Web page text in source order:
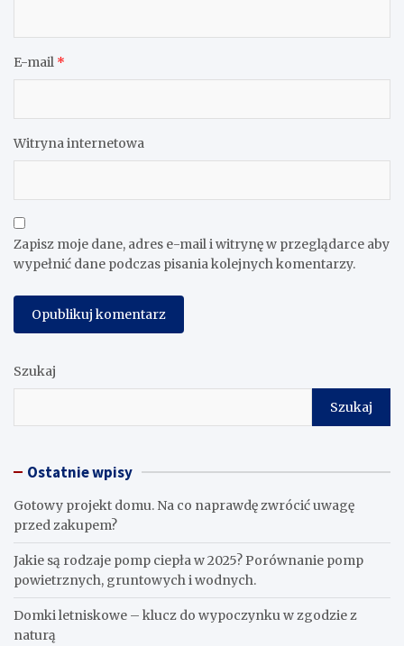
E-mail *
Witryna internetowa
Zapisz moje dane, adres e-mail i witrynę w przeglądarce aby
wypełnić dane podczas pisania kolejnych komentarzy.
Szukaj
Szukaj
Ostatnie wpisy
Gotowy projekt domu. Na co naprawdę zwrócić uwagę
przed zakupem?
Jakie są rodzaje pomp ciepła w 2025? Porównanie pomp
powietrznych, gruntowych i wodnych.
Domki letniskowe – klucz do wypoczynku w zgodzie z
naturą